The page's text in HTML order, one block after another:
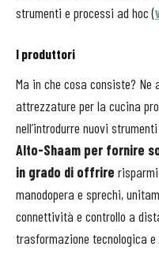
strumenti e processi ad hoc (
I produttori
Ma in che cosa consiste?
attrezzature per la cucina
nell’introdurre nuovi
Alto-Shaam per fornire
in grado di offrire
manodopera e sprechi,
connettività e controllo a
trasformazione tecnologica